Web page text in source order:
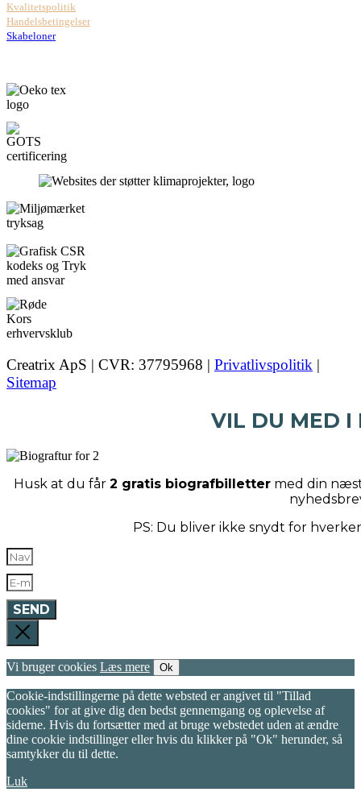
Kvalitetspolitik
Handelsbetingelser
Skabeloner
Creatrix ApS | CVR: 37795968 | Privatlivspolitik |
Sitemap
VIL DU MED I
Husk at du får 2 gratis biografbillettermed din
PS: Du bliver ikke snydt for
SEND
Vi bruger cookies Læs mere Ok
Cookie-indstillingerne på dette websted er angivet til "Tillad
cookies" for at give dig den bedst gennemgang og oplevelse af
siderne. Hvis du fortsætter med at bruge webstedet uden at ændre
dine cookie indstillinger eller hvis du klikker på "Ok" herunder, så
samtykker du til dette.
Luk